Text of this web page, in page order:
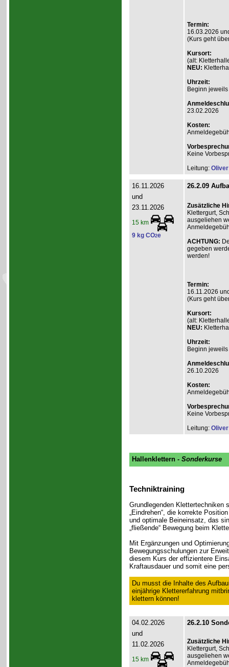
Termin:
16.03.2026
(Kurs geht
Kursort:
(alt:
NEU:
Uhrzeit:
Beginn
23.02.2026
Kosten:
Keine
Leitung:
16.11.2026
und
23.11.2026
15 km
9 kg CO2e
26.2.09
Zusätzliche
Klettergurt,
ausgeliehen
ACHTUNG:
gegeben
werden!
Termin:
16.11.2026
(Kurs geht
Kursort:
(alt:
NEU:
Uhrzeit:
Beginn
26.10.2026
Kosten:
Keine
Leitung:
Hallenklettern - Sonderkurse
Techniktraining
Grundlegenden Klettertechniken
„Eindrehen“, die korrekte
und optimale Beineinsatz, das
„fließende“ Bewegung beim
Mit Ergänzungen und
Bewegungsschulungen zur
diesem Kurs der effizientere
Kraftausdauer und somit eine
Du musst die Inhalte des
einjährige Klettererfahrung
klettern können!
04.02.2026
und
11.02.2026
15 km
26.2.10
Zusätzliche
Klettergurt,
ausgeliehen